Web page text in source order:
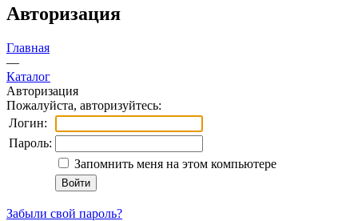
Авторизация
Главная
—
Каталог
Авторизация
Пожалуйста, авторизуйтесь:
Логин:
Пароль:
Запомнить меня на этом компьютере
Забыли свой пароль?